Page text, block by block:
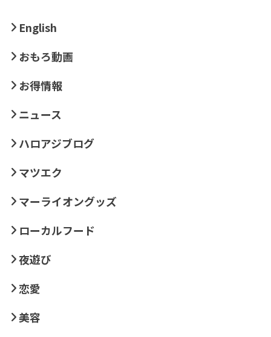
English
おもろ動画
お得情報
ニュース
ハロアジブログ
マツエク
マーライオングッズ
ローカルフード
夜遊び
恋愛
美容